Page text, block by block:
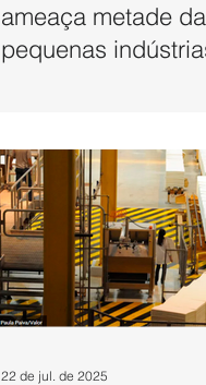
ameaça metade
pequenas
22 de jul. de 2025